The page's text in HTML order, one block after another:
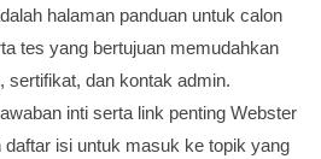
halaman panduan untuk calon
tes yang bertujuan memudahkan
sertifikat, dan kontak admin.
inti serta link penting Webster
isi untuk masuk ke topik yang